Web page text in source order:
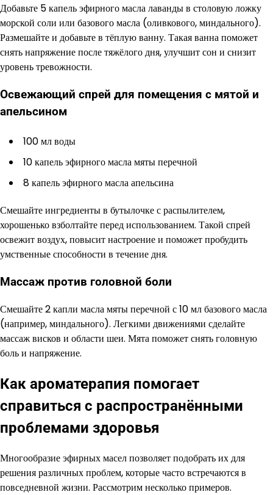
Добавьте 5 капель эфирного масла лаванды в столовую ложку
морской соли или базового масла (оливкового, миндального).
Размешайте и добавьте в тёплую ванну. Такая ванна поможет
снять напряжение после тяжёлого дня, улучшит сон и снизит
уровень тревожности.
Освежающий спрей для помещения с мятой и
апельсином
100 мл воды
10 капель эфирного масла мяты перечной
8 капель эфирного масла апельсина
Смешайте ингредиенты в бутылочке с распылителем,
хорошенько взболтайте перед использованием. Такой спрей
освежит воздух, повысит настроение и поможет пробудить
умственные способности в течение дня.
Массаж против головной боли
Смешайте 2 капли масла мяты перечной с 10 мл базового масла
(например, миндального). Легкими движениями сделайте
массаж висков и области шеи. Мята поможет снять головную
боль и напряжение.
Как ароматерапия помогает
справиться с распространёнными
проблемами здоровья
Многообразие эфирных масел позволяет подобрать их для
решения различных проблем, которые часто встречаются в
повседневной жизни. Рассмотрим несколько примеров.